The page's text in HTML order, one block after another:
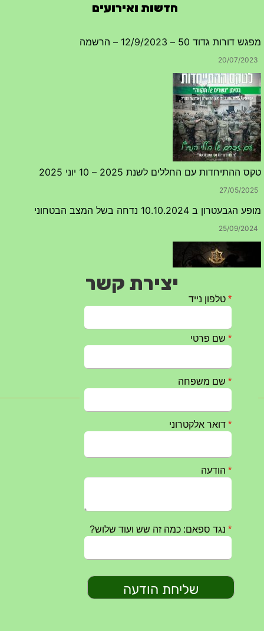
חדשות ואירועים
מפגש דורות גדוד 50 – 12/9/2023 – הרשמה
20/07/2023
טקס ההתיחדות עם החללים לשנת 2025 – 10 יוני 2025
27/05/2025
מופע הגבעטרון ב 10.10.2024 נדחה בשל המצב הבטחוני
25/09/2024
חרבות ברזל – הודעה 1 – 14.10.2023
טקס ההתיחדות השנתי 2023 נערך ב 5/9/2023 באנדרטה
יצירת קשר